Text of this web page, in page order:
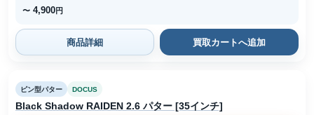
〜 4,900円
商品詳細 買取カートへ追加
ピン型パター DOCUS
Black Shadow RAIDEN 2.6 パター [35インチ]